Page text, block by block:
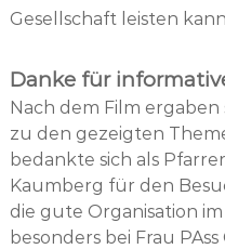
Gesellschaft leisten
Danke für
Nach dem Film ergaben
zu den gezeigten
bedankte sich als
Kaumberg für den
die gute Organisation
besonders bei Frau